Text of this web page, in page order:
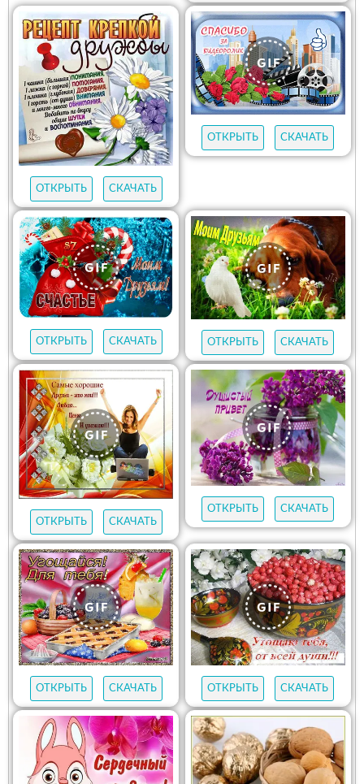
ОТКРЫТЬ СКАЧАТЬ
ОТКРЫТЬ СКАЧАТЬ
ОТКРЫТЬ СКАЧАТЬ ОТКРЫТЬ СКАЧАТЬ
ОТКРЫТЬ СКАЧАТЬ
ОТКРЫТЬ СКАЧАТЬ
ОТКРЫТЬ СКАЧАТЬ ОТКРЫТЬ СКАЧАТЬ